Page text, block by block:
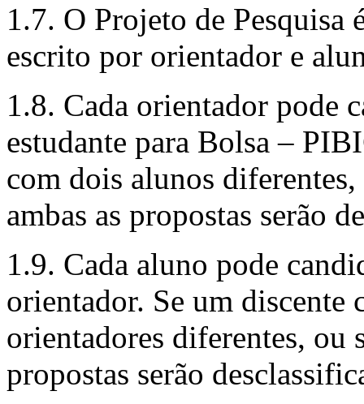
1.7. O Projeto de Pesquisa
escrito por orientador e
1.8. Cada orientador pode
estudante para Bolsa –
com dois alunos
ambas as propostas serão
1.9. Cada aluno pode
orientador. Se um
orientadores diferentes, ou
propostas serão